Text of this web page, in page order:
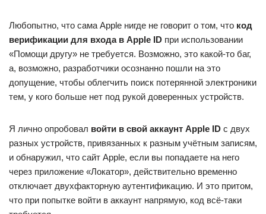
Любопытно, что сама Apple нигде не говорит о том, что код
верификации для входа в Apple ID при использовании
«Помощи другу» не требуется. Возможно, это какой-то баг,
а, возможно, разработчики осознанно пошли на это
допущение, чтобы облегчить поиск потерянной электроники
тем, у кого больше нет под рукой доверенных устройств.
Я лично опробовал войти в свой аккаунт Apple ID с двух
разных устройств, привязанных к разным учётным записям,
и обнаружил, что сайт Apple, если вы попадаете на него
через приложение «Локатор», действительно временно
отключает двухфакторную аутентификацию. И это притом,
что при попытке войти в аккаунт напрямую, код всё-таки